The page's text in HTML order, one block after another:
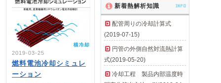
2019-03-25
燃料電池冷却シミュレ
ーション
新着熱解析知識 INFO
配管周りの冷却計算式
(2019-07-15)
円管の外側自然対流熱計算
式(2019-05-20)
冷却工程 製品内部温度時